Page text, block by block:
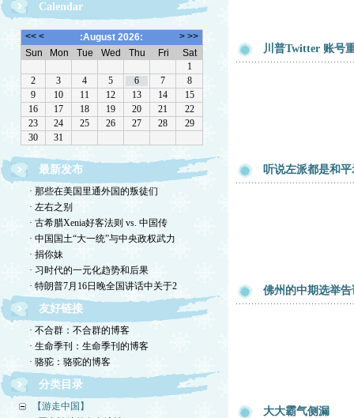
Calendar
最新发布
· 那些在美国里通外国的叛徒们
· 左右之别
· 古希腊Xenia好客法则 vs. 中国传
· 中国国土“大一统”与中央政权武力
· 捐你妹
· 习时代的一元化趋势和后果
· 特朗普7月16日晚全国讲话中关于2
友好链接
· 不合群：不合群的博客
· 生命季刊：生命季刊的博客
· 骆驼：骆驼的博客
分类目录
【游走中国】
川普Twitter 账号
听说左派都是和
佛州的中期选举
大大霸气侧漏